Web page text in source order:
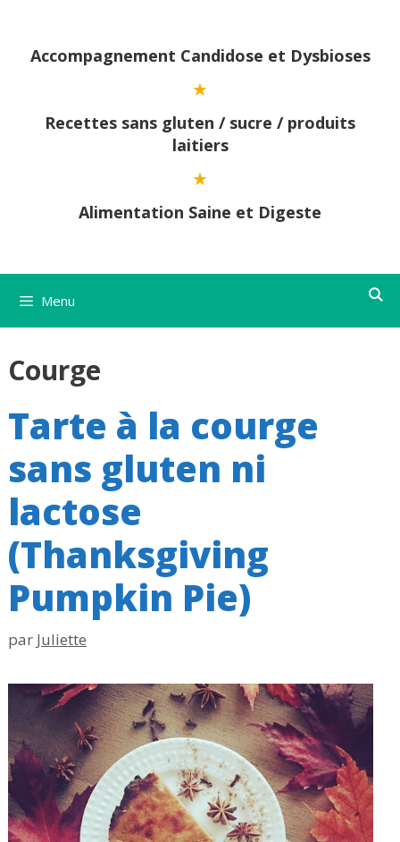
contenuAccompagnement Candidose et Dysbioses
Recettes sans gluten / sucre / produits
laitiers
Alimentation Saine et Digeste
Menu
Courge
Tarte à la courge
sans gluten ni
lactose
(Thanksgiving
Pumpkin Pie)
par Juliette